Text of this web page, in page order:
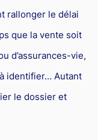
rallonger le délai
que la vente soit
d’assurances-vie,
identifier… Autant
le dossier et